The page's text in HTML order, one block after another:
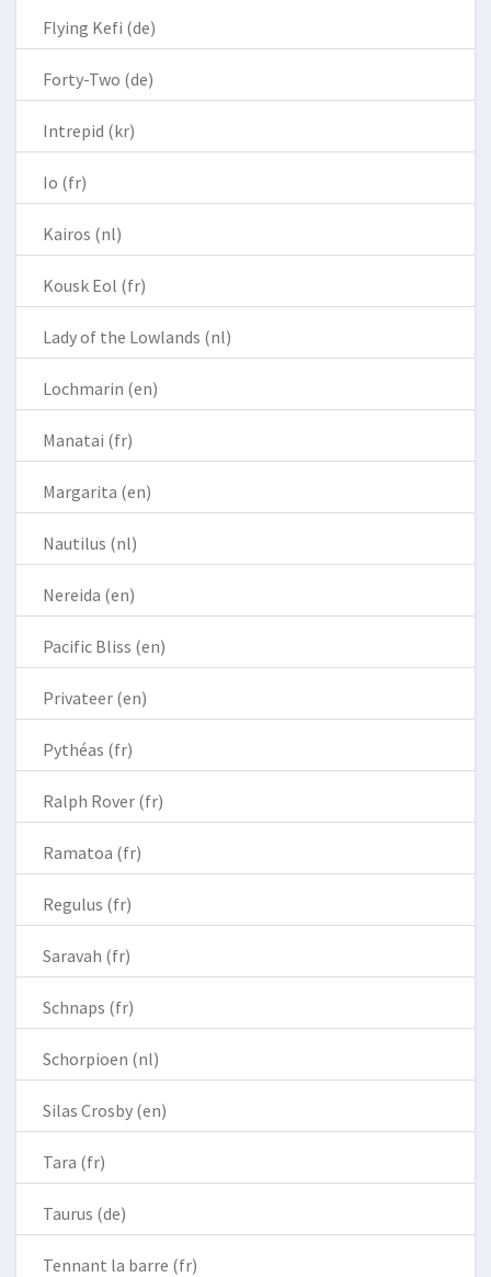
Flying Kefi (de)
Forty-Two (de)
Intrepid (kr)
Io (fr)
Kairos (nl)
Kousk Eol (fr)
Lady of the Lowlands (nl)
Lochmarin (en)
Manatai (fr)
Margarita (en)
Nautilus (nl)
Nereida (en)
Pacific Bliss (en)
Privateer (en)
Pythéas (fr)
Ralph Rover (fr)
Ramatoa (fr)
Regulus (fr)
Saravah (fr)
Schnaps (fr)
Schorpioen (nl)
Silas Crosby (en)
Tara (fr)
Taurus (de)
Tennant la barre (fr)